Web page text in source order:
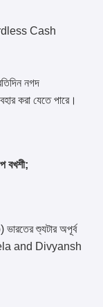
Cash
নগদ
করা যেতে পারে।
বখশী;
শ্যুটার অপূর্ব
and Divyansh